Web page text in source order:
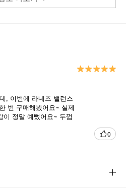
, 이번에 라네즈 밸런스
번 구매해봤어요~ 실제
이 정말 예뻤어요~ 두껍
조하지도 않고 피부가
0